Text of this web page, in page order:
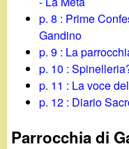
t
p. 8 : Prime
Gandino
p. 9 : La
p. 10 :
p. 11 : La voce
p. 12 : Diario
Parrocchia di